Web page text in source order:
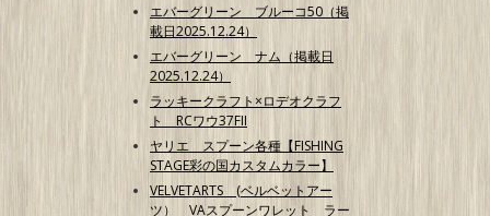
エバーグリーン ブルーコ50（掲
載日2025.12.24）
エバーグリーン ナム（掲載日
2025.12.24）
ラッキークラフト×ロデオクラフ
ト RCワウ37FII
ヤリエ スプーン各種【FISHING
STAGE彩の国カスタムカラー】
VELVETARTS (ベルベットアー
ツ） VAスプーンワレット ラー